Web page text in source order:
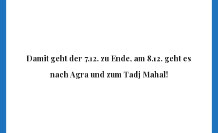
Damit geht der 7.12. zu Ende, am 8.12. geht es
nach Agra und zum Tadj Mahal!